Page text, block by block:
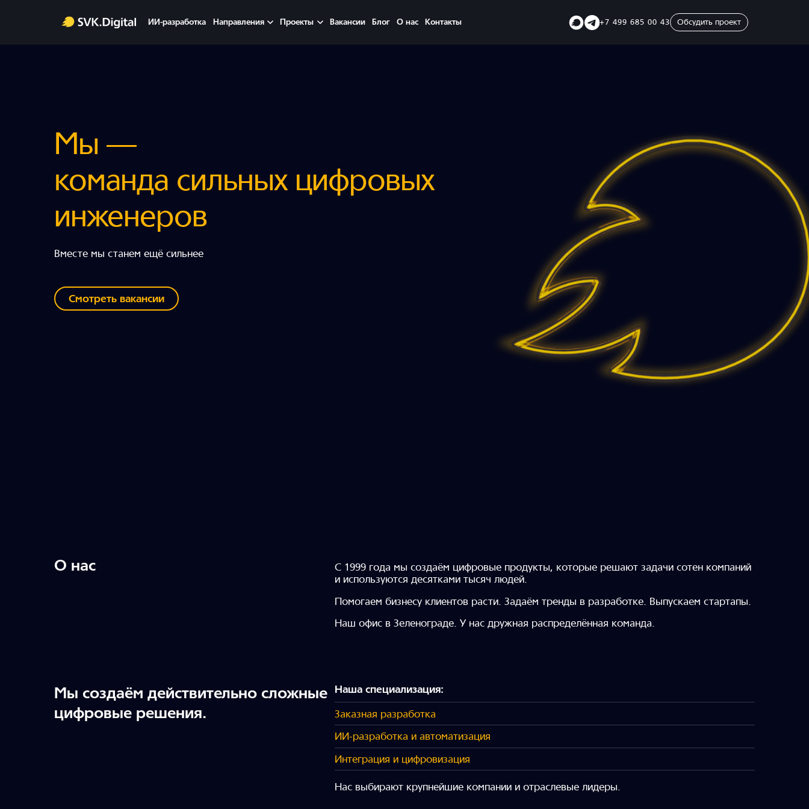
ИИ-разработка Направления Проекты Вакансии Блог О нас Контакты
Telegram
SVK
Telegram+7 499 685 00 43 Обсудить проект
Мы —
команда сильных цифровых
инженеров
Вместе мы станем ещё сильнее
Смотреть вакансии
О нас
С 1999 года мы создаём цифровые продукты, которые решают задачи сотен компаний
и используются десятками тысяч людей.
Помогаем бизнесу клиентов расти. Задаём тренды в разработке. Выпускаем стартапы.
Наш офис в Зеленограде. У нас дружная распределённая команда.
Мы создаём действительно сложные
цифровые решения.
Наша специализация:
Заказная разработка
ИИ-разработка и автоматизация
Интеграция и цифровизация
Нас выбирают крупнейшие компании и отраслевые лидеры.